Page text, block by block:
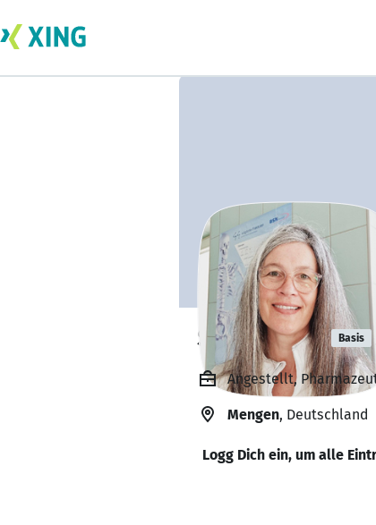
Simona Sill Basis
Angestellt,
Mengen, Deutschland
Logg Dich ein, um alle